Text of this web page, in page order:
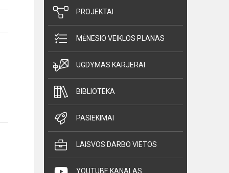
PROJEKTAI
MĖNESIO VEIKLOS PLANAS
UGDYMAS KARJERAI
BIBLIOTEKA
PASIEKIMAI
LAISVOS DARBO VIETOS
YOUTUBE KANALAS